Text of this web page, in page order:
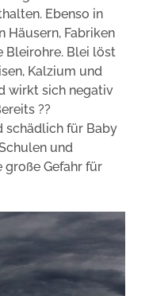
Ebenso in
Häusern, Fabriken
Bleirohre. Blei löst
Kalzium und
wirkt sich negativ
??
schädlich für Baby
und
große Gefahr für